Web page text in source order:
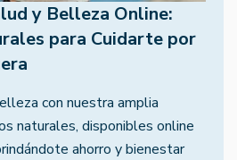
y Belleza Online:
para Cuidarte por
con nuestra amplia
naturales, disponibles online
ahorro y bienestar